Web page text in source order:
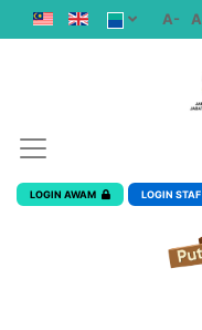
A- A
LOGIN AWAM LOGIN STAF